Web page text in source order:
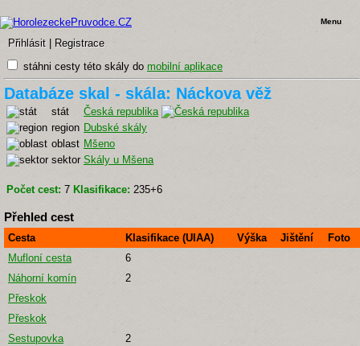
Přihlásit Registrace
Menu
stáhni cesty této skály do mobilní aplikace
Databáze skal - skála: Náckova věž
stát
Česká republika
region Dubské skály
oblast Mšeno
sektor Skály u Mšena
Počet cest: 7 Klasifikace: 235+6
Přehled cest
Cesta Klasifikace (UIAA) Výška Jištění
Foto
Mufloní cesta
6
Náhorní komín
2
Přeskok
Přeskok
Sestupovka
2